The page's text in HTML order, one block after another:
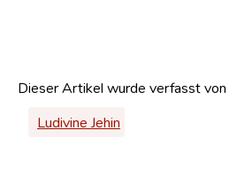
Dieser Artikel wurde verfasst von
Ludivine Jehin